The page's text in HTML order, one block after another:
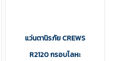
แว่นตานิรภัย CREWS
R2120 กรอบโลหะ